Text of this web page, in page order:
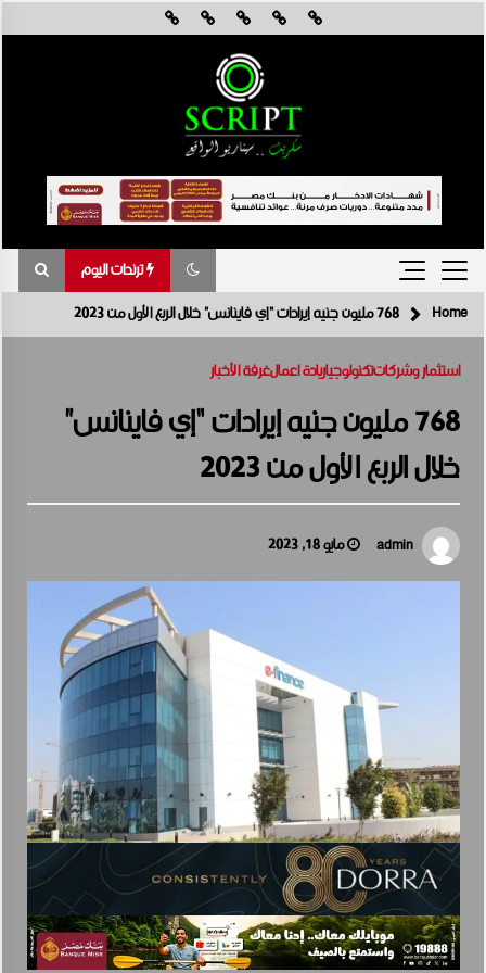
to
ترندات اليوم
ترندات اليوم
قوي في جميع المؤشرات المالية الرئيسية
أغسطس 6, 2026
في مصر والشرق الأوسط وأفريقيا..
أغسطس 6, 2026
بنك مصر يشارك في فعالية “اليوم العالمي للشباب” ويقدم العديد من العرو
ض المجانية دعمًا للشمول المالي تحت رعاية البنك المركزي المصري
جولدن تاون تبدأ أعمال الإنشاءات بمشروع «GT Business City» بالتزامن مع
طرح المرحلة الأولى للبيع.. وتنفيذ مبكر يعزز ثقة المستثمرين
أغسطس 5, 2026
أكبر بطارية في تاريخ سلسلة vivo Y تشعل المنافسة في مصر مع إطلاق vivo
Y500، المزود ببطارية BlueVolt رائدة بسعة 8100 مللي أمبير
أغسطس 5, 2026
19 نوفمبر.. إنطلاق 《أوتو إكس》 أكبر معرض لموزعين السيارات
المعتمدين في مصر
أغسطس 5, 2026
Home 768 مليون جنيه إيرادات “إي فاينانس” خلال الربع الأول من 2023
استثمار وشركاتتكنولوجياريادة اعمالغرفة الأخبار
768 مليون جنيه إيرادات “إي فاينانس”
خلال الربع الأول من 2023
admin مايو 18, 2023